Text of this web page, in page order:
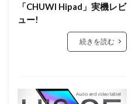
「CHUWI Hipad」実機レビ
ュー!
続きを読む